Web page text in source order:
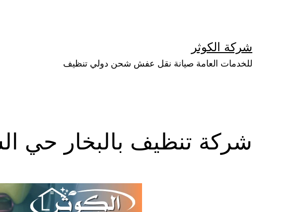
شركة الكوثر
للخدمات العامة صيانة نقل عفش شحن دولي تنظيف
شركة تنظيف بالبخار حي